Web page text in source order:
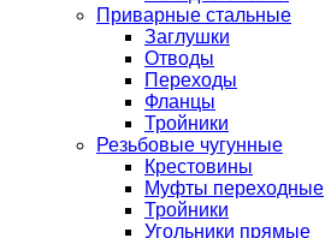
Приварные стальные
Заглушки
Отводы
Переходы
Фланцы
Тройники
Резьбовые чугунные
Крестовины
Муфты переходные
Тройники
Угольники прямые